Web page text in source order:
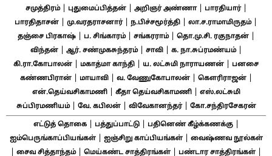
சமுத்திரம்| புதுமைப்பித்தன்| அறிஞர் அண்ணா| பாரதியார்|
பாரதிதாசன் மு.வரதராசனார்| ந.பிச்சமூர்த்தி லா.ச.ராமாமிருதம்|
தஞ்சை பிரகாஷ்| ப. சிங்காரம்| சங்கரராம்| தொ.மு.சி. ரகுநாதன்|
விந்தன்| ஆர். சண்முகசுந்தரம்| சாவி| க. நா.சுப்ரமண்யம்|
கி.ரா.கோபாலன் மகாத்மா காந்தி ய. லட்சுமி நாராயணன்
பனசை
கண்ணபிரான்| மாயாவி| வ. வேணுகோபாலன்| கௌரிராஜன்|
என்.தெய்வசிகாமணி| கீதா தெய்வசிகாமணி|
எஸ்.லட்சுமி
சுப்பிரமணியம்| வே. கபிலன்| விவேகானந்தர்| கோ.சந்திரசேகரன்
எட்டுத் தொகை| பத்துப்பாட்டு| பதினெண் கீழ்க்கணக்கு|
ஐம்பெருங்காப்பியங்கள்| ஐஞ்சிறு காப்பியங்கள்| வைஷ்ணவ நூல்கள்
சைவ சித்தாந்தம்| மெய்கண்ட சாத்திரங்கள் பண்டார சாத்திரங்கள்